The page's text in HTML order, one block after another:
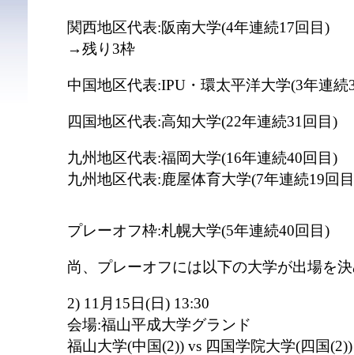
関西地区代表:阪南大学(4年連続17回目)
→残り3枠
中国地区代表:IPU・環太平洋大学(3年連続
四国地区代表:高知大学(22年連続31回目)
九州地区代表:福岡大学(16年連続40回目)
九州地区代表:鹿屋体育大学(7年連続19回
プレーオフ枠:札幌大学(5年連続40回目)
尚、プレーオフには以下の大学が出場を
2) 11月15日(日) 13:30
会場:福山平成大学グランド
福山大学(中国(2)) vs 四国学院大学(四国(2))